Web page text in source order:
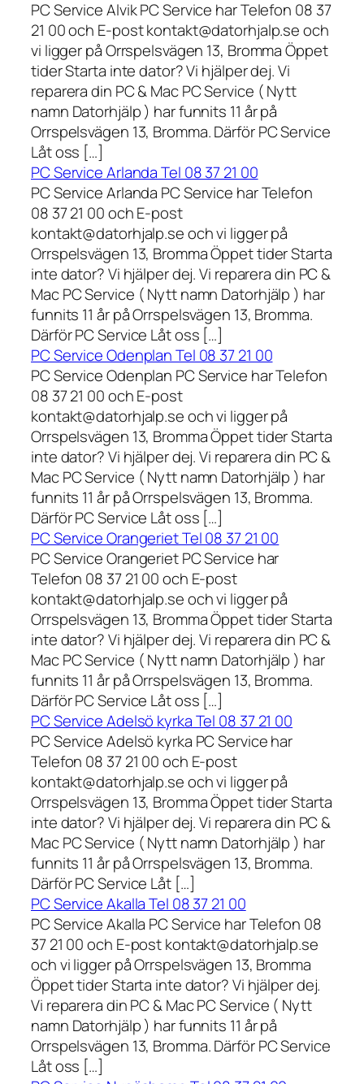
PC Service Alvik PC Service har Telefon 08 37
21 00 och E-post kontakt@datorhjalp.se och
vi ligger på Orrspelsvägen 13, Bromma Öppet
tider Starta inte dator? Vi hjälper dej. Vi
reparera din PC & Mac PC Service ( Nytt
namn Datorhjälp ) har funnits 11 år på
Orrspelsvägen 13, Bromma. Därför PC Service
Låt oss […]
PC Service Arlanda Tel 08 37 21 00
PC Service Arlanda PC Service har Telefon
08 37 21 00 och E-post
kontakt@datorhjalp.se och vi ligger på
Orrspelsvägen 13, Bromma Öppet tider Starta
inte dator? Vi hjälper dej. Vi reparera din PC &
Mac PC Service ( Nytt namn Datorhjälp ) har
funnits 11 år på Orrspelsvägen 13, Bromma.
Därför PC Service Låt oss […]
PC Service Odenplan Tel 08 37 21 00
PC Service Odenplan PC Service har Telefon
08 37 21 00 och E-post
kontakt@datorhjalp.se och vi ligger på
Orrspelsvägen 13, Bromma Öppet tider Starta
inte dator? Vi hjälper dej. Vi reparera din PC &
Mac PC Service ( Nytt namn Datorhjälp ) har
funnits 11 år på Orrspelsvägen 13, Bromma.
Därför PC Service Låt oss […]
PC Service Orangeriet Tel 08 37 21 00
PC Service Orangeriet PC Service har
Telefon 08 37 21 00 och E-post
kontakt@datorhjalp.se och vi ligger på
Orrspelsvägen 13, Bromma Öppet tider Starta
inte dator? Vi hjälper dej. Vi reparera din PC &
Mac PC Service ( Nytt namn Datorhjälp ) har
funnits 11 år på Orrspelsvägen 13, Bromma.
Därför PC Service Låt oss […]
PC Service Adelsö kyrka Tel 08 37 21 00
PC Service Adelsö kyrka PC Service har
Telefon 08 37 21 00 och E-post
kontakt@datorhjalp.se och vi ligger på
Orrspelsvägen 13, Bromma Öppet tider Starta
inte dator? Vi hjälper dej. Vi reparera din PC &
Mac PC Service ( Nytt namn Datorhjälp ) har
funnits 11 år på Orrspelsvägen 13, Bromma.
Därför PC Service Låt […]
PC Service Akalla Tel 08 37 21 00
PC Service Akalla PC Service har Telefon 08
37 21 00 och E-post kontakt@datorhjalp.se
och vi ligger på Orrspelsvägen 13, Bromma
Öppet tider Starta inte dator? Vi hjälper dej.
Vi reparera din PC & Mac PC Service ( Nytt
namn Datorhjälp ) har funnits 11 år på
Orrspelsvägen 13, Bromma. Därför PC Service
Låt oss […]